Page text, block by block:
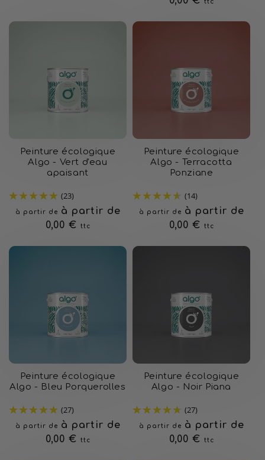
ttc
Peinture écologique
Algo - Vert d'eau
apaisant
(23)
Prix
habituel
à partir de
à partir de
0,00 €
ttc
Peinture écologique
Algo - Terracotta
Ponziane
(14)
Prix
habituel
à partir de
à partir de
0,00 €
ttc
Peinture écologique
Algo - Bleu Porquerolles
(27)
Prix
habituel
à partir de
à partir de
0,00 €
ttc
Peinture écologique
Algo - Noir Piana
(27)
Prix
habituel
à partir de
à partir de
0,00 €
ttc